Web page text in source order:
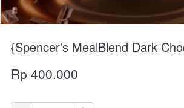
{Spencer's MealBlend Dark
Rp 400.000